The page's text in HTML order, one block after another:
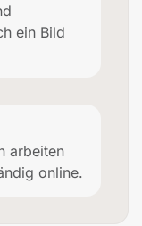
ein Bild
arbeiten
online.